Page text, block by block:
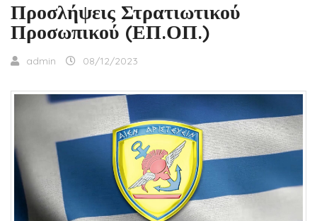
Προσλήψεις Στρατιωτικού
Προσωπικού (ΕΠ.ΟΠ.)
admin 08/12/2023